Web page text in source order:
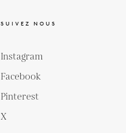
SUIVEZ NOUS
Instagram
Facebook
Pinterest
X